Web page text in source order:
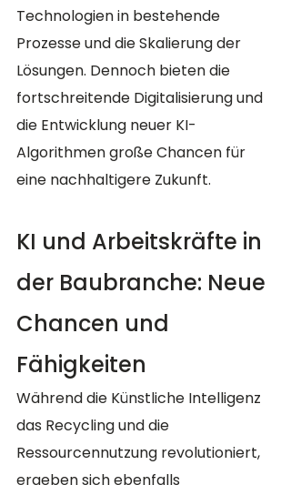
Technologien in bestehende
Prozesse und die Skalierung der
Lösungen. Dennoch bieten die
fortschreitende Digitalisierung und
die Entwicklung neuer KI-
Algorithmen große Chancen für
eine nachhaltigere Zukunft.
KI und Arbeitskräfte in
der Baubranche: Neue
Chancen und
Fähigkeiten
Während die Künstliche Intelligenz
das Recycling und die
Ressourcennutzung revolutioniert,
ergeben sich ebenfalls